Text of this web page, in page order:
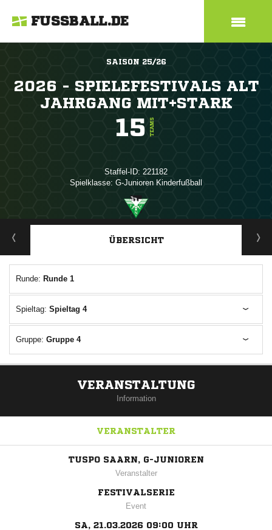
FUSSBALL.DE
SAISON 25/26
2026 - SPIELEFESTIVALS ALT
JAHRGANG MIT+STARK
15 TEAMS
Staffel-ID: 221182
Spielklasse: G-Junioren Kinderfußball
ANZEIGE
ÜBERSICHT
Runde: Runde 1
Spieltag: Spieltag 4
Gruppe: Gruppe 4
VERANSTALTUNG
Information
VERANSTALTER
TUSPO SAARN, G-JUNIOREN
Veranstalter
FESTIVALSERIE
Event
SA, 21.03.2026 09:00 UHR